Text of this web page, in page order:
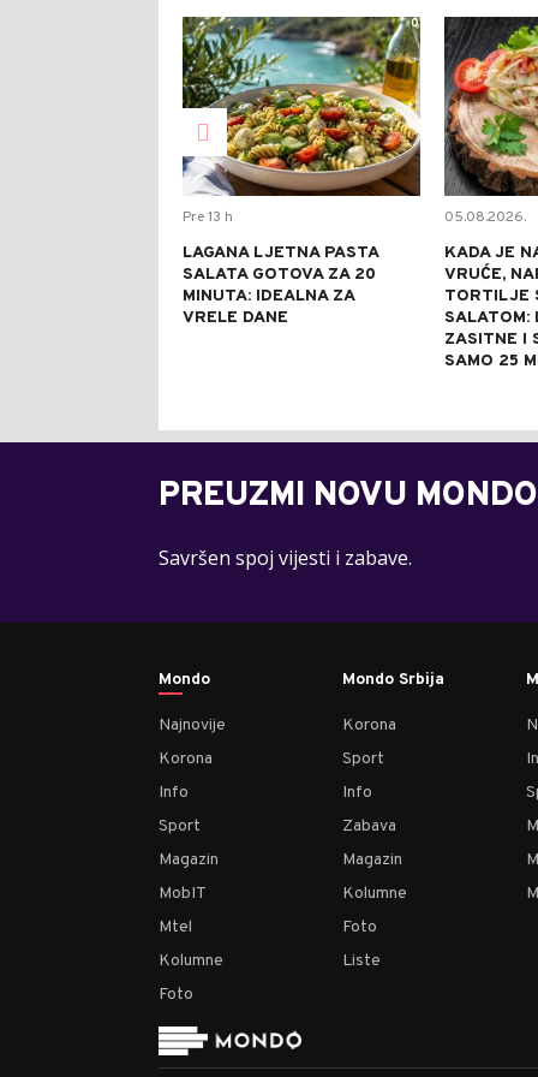
0
Pre 13 h
LAGANA LJETNA PASTA
SALATA GOTOVA ZA 20
MINUTA: IDEALNA ZA
VRELE DANE
05.08.2026.
KADA JE
VRUĆE,
TORTILJE
SALATOM:
ZASITNE I
SAMO 25
PREUZMI NOVU
Savršen spoj vijesti i zabave.
Mondo
Najnovije
Korona
Info
Sport
Magazin
MobIT
Mtel
Kolumne
Foto
Mondo Srbija
Korona
Sport
Info
Zabava
Magazin
Kolumne
Foto
Liste